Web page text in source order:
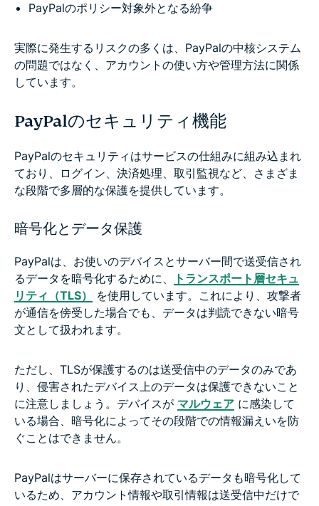
PayPalのポリシー対象外となる紛争
実際に発生するリスクの多くは、PayPalの中核システム
の問題ではなく、アカウントの使い方や管理方法に関係
しています。
PayPalのセキュリティ機能
PayPalのセキュリティはサービスの仕組みに組み込まれ
ており、ログイン、決済処理、取引監視など、さまざま
な段階で多層的な保護を提供しています。
暗号化とデータ保護
PayPalは、お使いのデバイスとサーバー間で送受信され
るデータを暗号化するために、
トランスポート層セキュ
リティ（TLS）
を使用しています。これにより、攻撃者
が通信を傍受した場合でも、データは判読できない暗号
文として扱われます。
ただし、TLSが保護するのは送受信中のデータのみであ
り、侵害されたデバイス上のデータは保護できないこと
に注意しましょう。デバイスが マルウェア に感染して
いる場合、暗号化によってその段階での情報漏えいを防
ぐことはできません。
PayPalはサーバーに保存されているデータも暗号化して
いるため、アカウント情報や取引情報は送受信中だけで